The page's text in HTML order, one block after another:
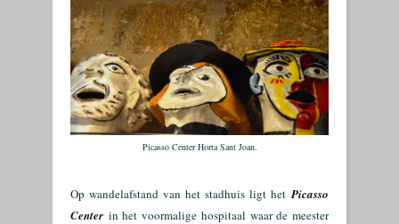
Picasso Center Horta Sant Joan.
Op wandelafstand van het stadhuis ligt hetPicasso
Center in het voormalige hospitaal waar de meester